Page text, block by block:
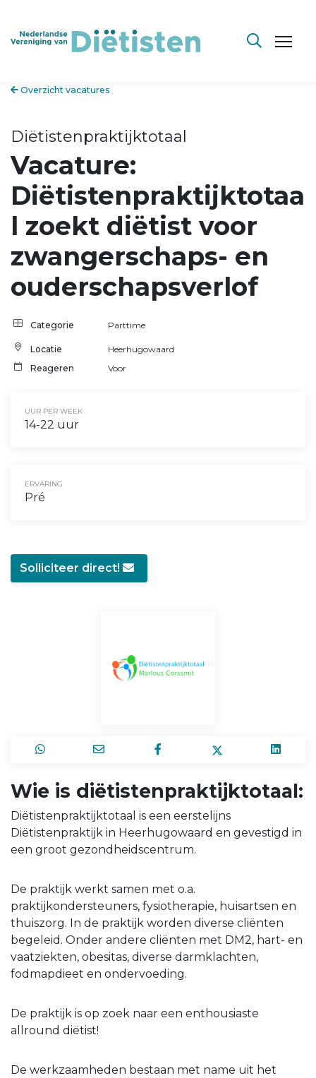
Overzicht vacatures
Diëtistenpraktijktotaal
Vacature:
Diëtistenpraktijktotaa
l zoekt diëtist voor
zwangerschaps- en
ouderschapsverlof
Categorie Parttime
Locatie
Heerhugowaard
Reageren
Voor
UUR PER WEEK
14-22 uur
ERVARING
Pré
Solliciteer direct!
Wie is diëtistenpraktijktotaal:
Diëtistenpraktijktotaal is een eerstelijns
Diëtistenpraktijk in Heerhugowaard en gevestigd in
een groot gezondheidscentrum.
De praktijk werkt samen met o.a.
praktijkondersteuners, fysiotherapie, huisartsen en
thuiszorg. In de praktijk worden diverse cliënten
begeleid. Onder andere cliënten met DM2, hart- en
vaatziekten, obesitas, diverse darmklachten,
fodmapdieet en ondervoeding.
De praktijk is op zoek naar een enthousiaste
allround diëtist!
De werkzaamheden bestaan met name uit het